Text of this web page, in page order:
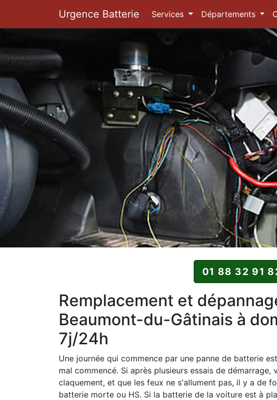
Urgence Batterie Services Départements
01 88 32 91
Remplacement et
Beaumont-du-Gâtinais à
7j/24h
Une journée qui commence par une panne de batterie
mal commencé. Si après plusieurs essais de
claquement, et que les feux ne s'allument pas, il y a de
batterie morte ou HS. Si la batterie de la voiture est à